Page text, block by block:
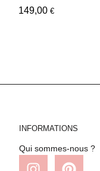
149,00 €
INFORMATIONS
Qui sommes-nous ?